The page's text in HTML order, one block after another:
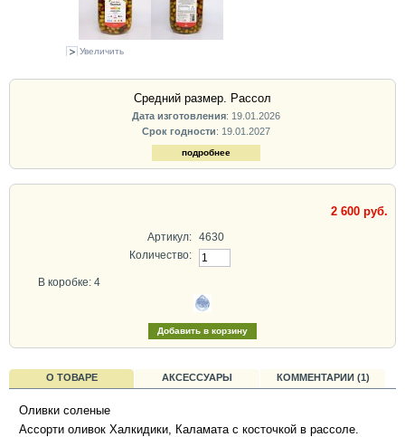
Увеличить
Средний размер. Рассол
Дата изготовления: 19.01.2026
Срок годности: 19.01.2027
подробнее
2 600 руб.
Артикул: 4630
Количество:
В коробке: 4
О ТОВАРЕ АКСЕССУАРЫ КОММЕНТАРИИ (1)
Оливки соленые
Ассорти оливок Халкидики, Каламата с косточкой в рассоле.